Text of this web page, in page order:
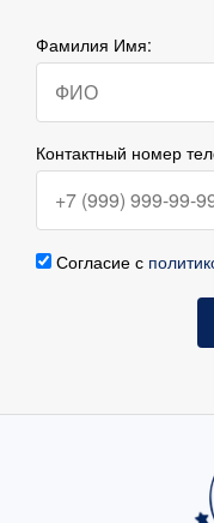
Фамилия Имя:
Контактный номер
Согласие с